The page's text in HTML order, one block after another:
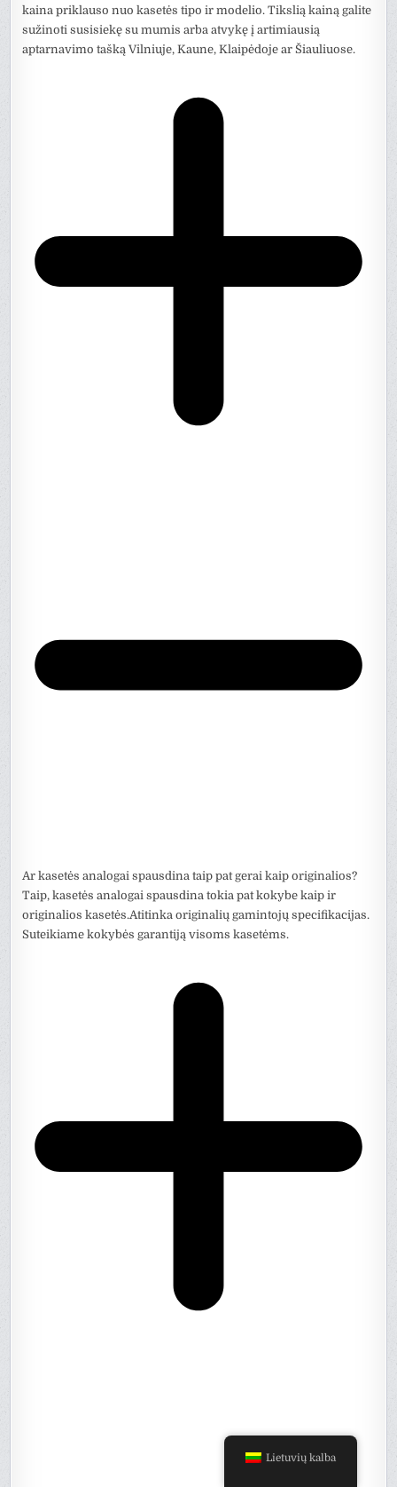
kaina priklauso nuo kasetės tipo ir modelio. Tikslią kainą galite
sužinoti susisiekę su mumis arba atvykę į artimiausią
aptarnavimo tašką Vilniuje, Kaune, Klaipėdoje ar Šiauliuose.
Ar kasetės analogai spausdina taip pat gerai kaip originalios?
Taip, kasetės analogai spausdina tokia pat kokybe kaip ir
originalios kasetės.Atitinka originalių gamintojų specifikacijas.
Suteikiame kokybės garantiją visoms kasetėms.
Lietuvių kalba